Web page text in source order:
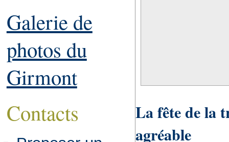
La fête de la
agréable
Galerie de
photos du
Girmont
Contacts